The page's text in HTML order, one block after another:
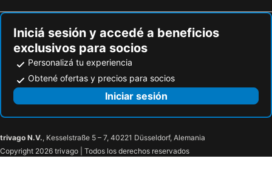
Hotel Del Parque
Hotel La Perla Domos
Beaulieu
La Toscana
Praia Centro
Cabañas Del Potrero
Iniciá sesión y accedé a beneficios
exclusivos para socios
Personalizá tu experiencia
Obtené ofertas y precios para socios
Iniciar sesión
trivago N.V., Kesselstraße 5 – 7, 40221 Düsseldorf, Alemania
Copyright 2026 trivago | Todos los derechos reservados